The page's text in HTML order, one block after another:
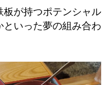
板が持つポテンシャル
といった夢の組み合わ